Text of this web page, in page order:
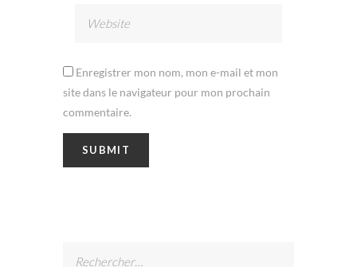
Enregistrer mon nom, mon e-mail et mon
site dans le navigateur pour mon prochain
commentaire.